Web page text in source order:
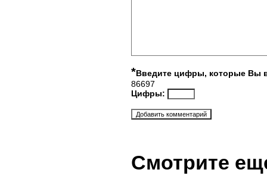
*Введите цифры, которые Вы
86697
Цифры:
Смотрите